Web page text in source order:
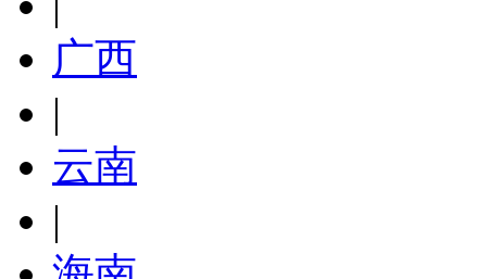
广西
|
云南
|